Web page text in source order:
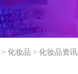
>化妆品 >化妆品资讯